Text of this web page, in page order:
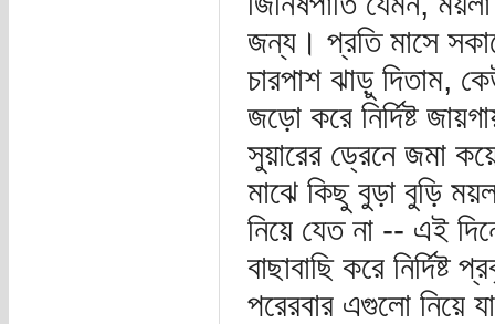
জন্য। প্রতি মাসে
চারপাশ ঝাড়ু দিতাম,
জড়ো করে নির্দিষ্ট
সুয়ারের ড্রেনে জমা
মাঝে কিছু বুড়া বুড়ি
নিয়ে যেত না -- এই
বাছাবাছি করে নির্দিষ্ট
পরেরবার এগুলো নিয়ে